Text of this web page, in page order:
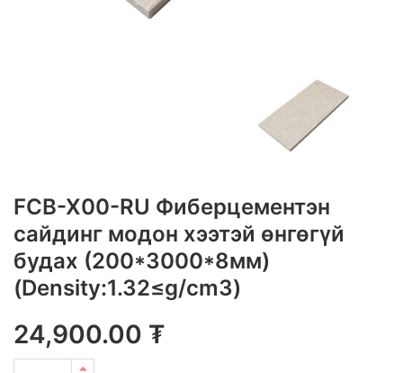
FCB-X00-RU Фиберцементэн
сайдинг модон хээтэй өнгөгүй
будах (200*3000*8мм)
(Density:1.32≤g/cm3)
24,900.00 ₮